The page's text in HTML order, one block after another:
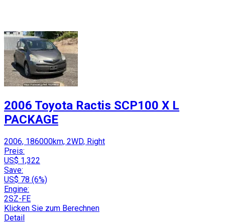
2006 Toyota Ractis SCP100 X L
PACKAGE
2006, 186000km, 2WD, Right
Preis:
US$ 1,322
Save:
US$ 78 (6%)
Engine:
2SZ-FE
Klicken Sie zum Berechnen
Detail